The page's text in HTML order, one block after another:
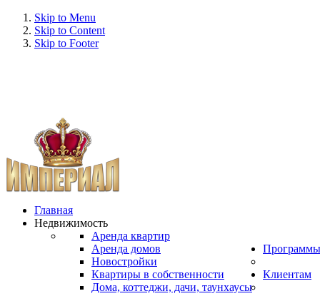
Skip to Menu
Skip to Content
Skip to Footer
Главная
Недвижимость
Аренда квартир
Аренда домов
Новостройки
Квартиры в собственности
Дома, коттеджи, дачи, таунхаусы
Программы
Клиентам